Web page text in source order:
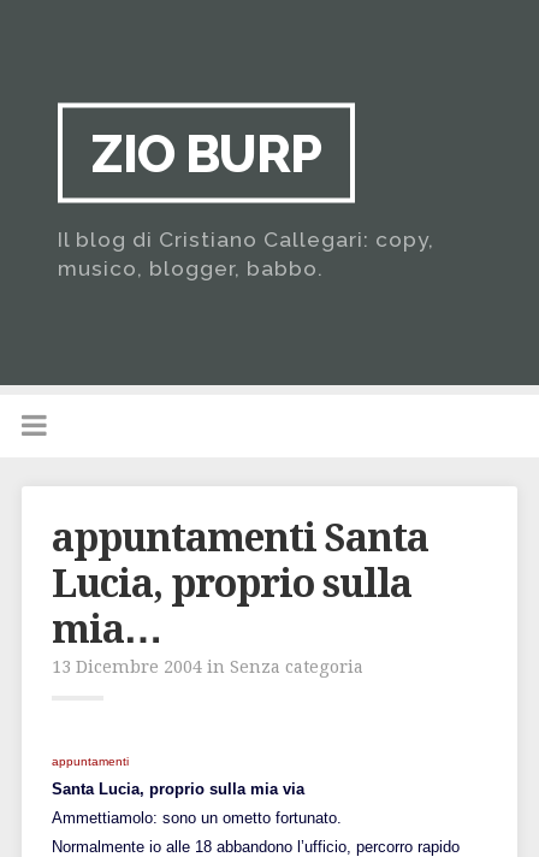
ZIO BURP
Il blog di Cristiano Callegari: copy,
musico, blogger, babbo.
appuntamenti Santa
Lucia, proprio sulla
mia…
13 Dicembre 2004 in Senza categoria
appuntamenti
Santa Lucia, proprio sulla mia via
Ammettiamolo: sono un ometto fortunato.
Normalmente io alle 18 abbandono l’ufficio, percorro rapido